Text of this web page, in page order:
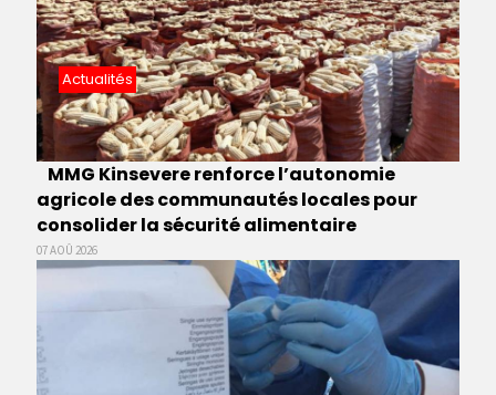
Actualités
MMG Kinsevere renforce l’autonomie
agricole des communautés locales pour
consolider la sécurité alimentaire
07 AOÛ 2026